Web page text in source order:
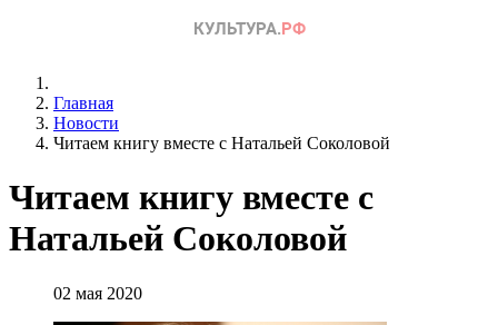
Главная
Новости
Читаем книгу вместе с Натальей Соколовой
Читаем книгу вместе с
Натальей Соколовой
02 мая 2020